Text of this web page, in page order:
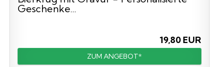
Geschenke...
19,80 EUR
ZUM ANGEBOT*